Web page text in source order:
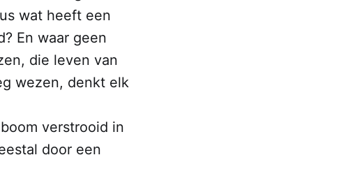
wat heeft een
En waar geen
die leven van
wezen, denkt elk
verstrooid in
door een